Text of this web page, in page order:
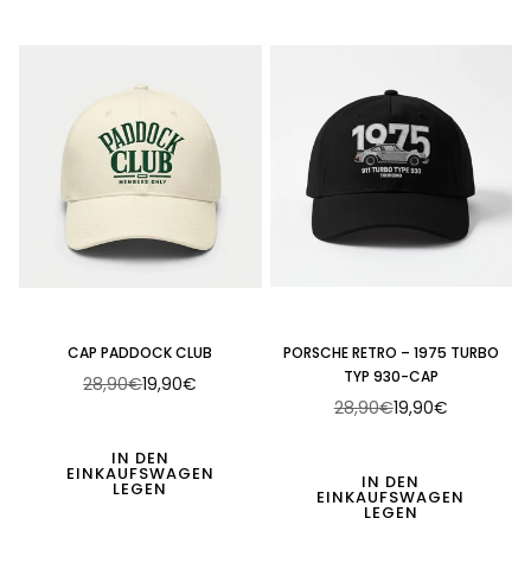
CAP PADDOCK CLUB
Normaler
28,90€19,90€
IN DEN
EINKAUFSWAGEN
LEGEN
PORSCHE RETRO – 1975 TURBO
TYP 930-CAP
Normaler
28,90€19,90€
IN DEN
EINKAUFSWAGEN
LEGEN